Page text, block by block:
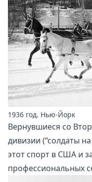
1936 год. Нью-Йорк
Вернувшиеся со
дивизии (“солдаты
этот спорт в США и
профессиональных